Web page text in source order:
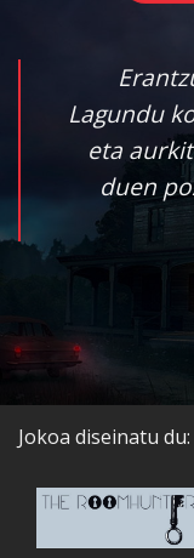
Lagundu
eta
duen
Jokoa diseinatu du: